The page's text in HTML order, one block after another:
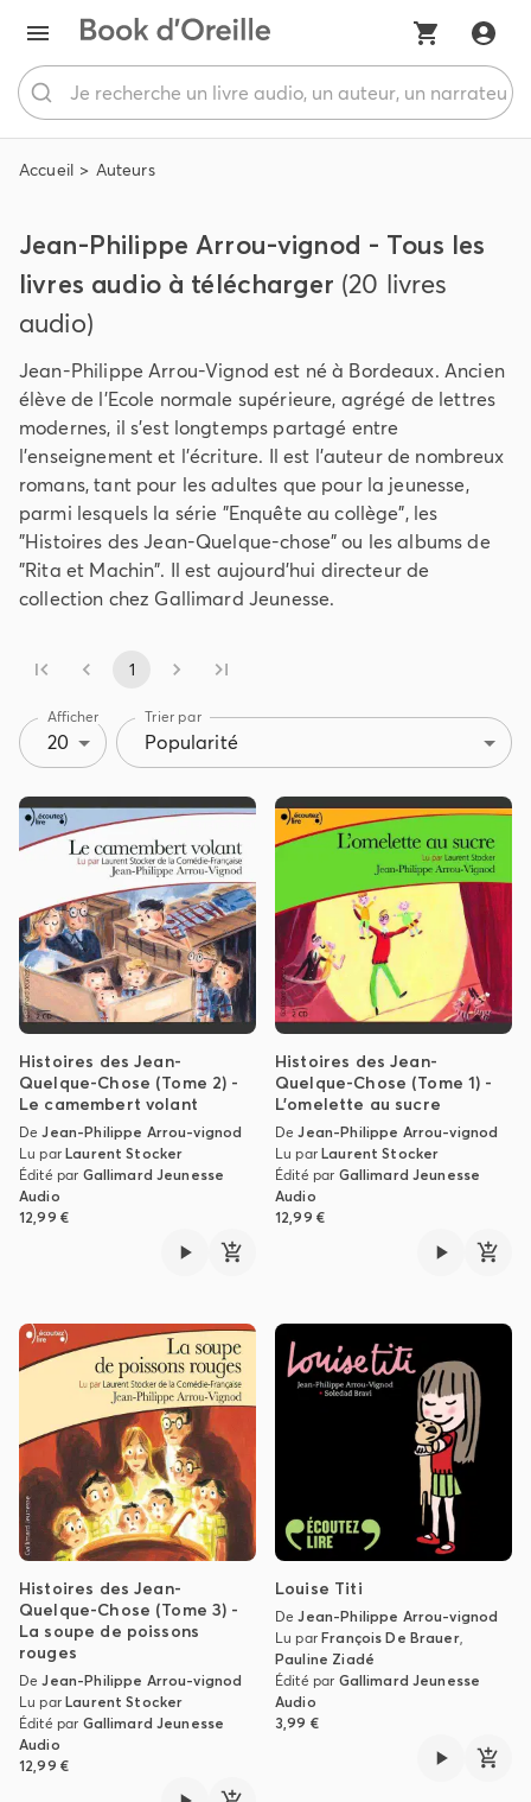
Accueil Auteurs
Jean-Philippe Arrou-vignod - Tous les
livres audio à télécharger (20 livres
audio)
Jean-Philippe Arrou-Vignod est né à Bordeaux. Ancien
élève de l'Ecole normale supérieure, agrégé de lettres
modernes, il s'est longtemps partagé entre
l'enseignement et l'écriture. Il est l'auteur de nombreux
romans, tant pour les adultes que pour la jeunesse,
parmi lesquels la série "Enquête au collège", les
"Histoires des Jean-Quelque-chose" ou les albums de
"Rita et Machin". Il est aujourd'hui directeur de
collection chez Gallimard Jeunesse.
1
Afficher
20
Trier par
Popularité
Histoires des Jean-
Quelque-Chose (Tome 2) -
Le camembert volant
DeJean-Philippe Arrou-vignod
Lu parLaurent Stocker
Édité par Gallimard Jeunesse
Audio
12,99 €
Histoires des Jean-
Quelque-Chose (Tome 1) -
L'omelette au sucre
DeJean-Philippe Arrou-vignod
Lu parLaurent Stocker
Édité par Gallimard Jeunesse
Audio
12,99 €
Histoires des Jean-
Quelque-Chose (Tome 3) -
La soupe de poissons
rouges
DeJean-Philippe Arrou-vignod
Lu parLaurent Stocker
Édité par Gallimard Jeunesse
Audio
12,99 €
Louise Titi
DeJean-Philippe Arrou-vignod
Lu parFrançois De Brauer,
Pauline Ziadé
Édité par Gallimard Jeunesse
Audio
3,99 €